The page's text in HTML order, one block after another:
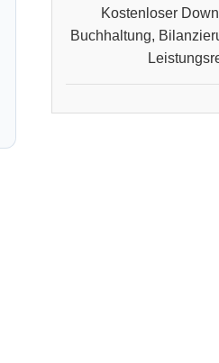
Kostenloser
Buchhaltung,